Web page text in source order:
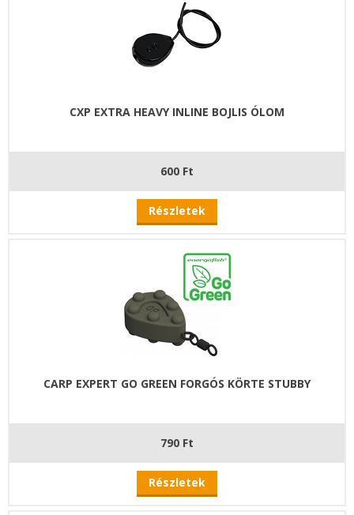
CXP EXTRA HEAVY INLINE BOJLIS ÓLOM
600 Ft
Részletek
CARP EXPERT GO GREEN FORGÓS KÖRTE STUBBY
790 Ft
Részletek